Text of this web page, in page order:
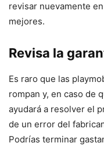
revisar nuevamente
mejores.
Revisa la
Es raro que las
rompan y, en caso de
ayudará a resolver el
de un error del
Podrías terminar